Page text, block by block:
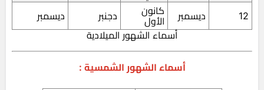
12 ديسمبر
كانون
الأول
دجنبر
ديسمبر
أسماء الشهور الميلادية
أسماء الشهور الشمسية :